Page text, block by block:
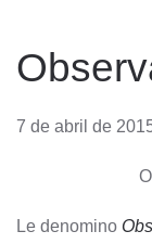
7 de abril de
Le denomino